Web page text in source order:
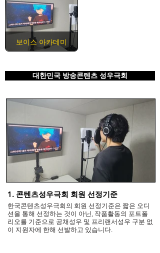
보이스 아카데미
대한민국 방송콘텐츠 성우극회
1. 콘텐츠성우극회 회원 선정기준
한국콘텐츠성우극회의 회원 선정기준은 짧은 오디
션을 통해 선정하는 것이 아닌, 작품활동의 포트폴
리오를 기준으로 공채성우 및 프리랜서성우 구분 없
이 지원자에 한해 선발하고 있습니다.